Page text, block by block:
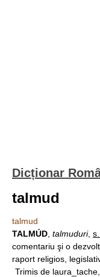
Dicționar
talmud
talmud
TALMÚD talmuduri,
comentariu şi o
raport religios,
Trimis de